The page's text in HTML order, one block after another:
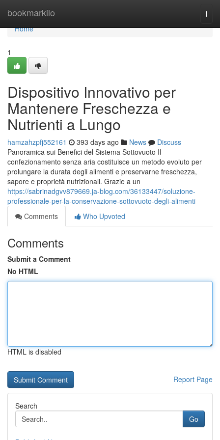
bookmarkilo
Home
Home
1
Dispositivo Innovativo per
Mantenere Freschezza e
Nutrienti a Lungo
hamzahzpfj552161 393 days ago News
Discuss
Panoramica sui Benefici del Sistema Sottovuoto Il
confezionamento senza aria costituisce un metodo evoluto per
prolungare la durata degli alimenti e preservarne freschezza,
sapore e proprietà nutrizionali. Grazie a un
https://sabrinadgvv879669.ja-blog.com/36133447/soluzione-
professionale-per-la-conservazione-sottovuoto-degli-alimenti
Comments
Who Upvoted
Comments
Submit a Comment
No HTML
HTML is disabled
Report Page
Search
Go